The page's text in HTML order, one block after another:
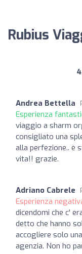
Rubius
Andrea Bettella
Esperienza
viaggio a sharm
consigliato una
alla perfezione.. è
vita!! grazie.
Adriano Cabrele
Esperienza
dicendomi che c'
detto che hanno
accogliere solo
agenzia. Non ho